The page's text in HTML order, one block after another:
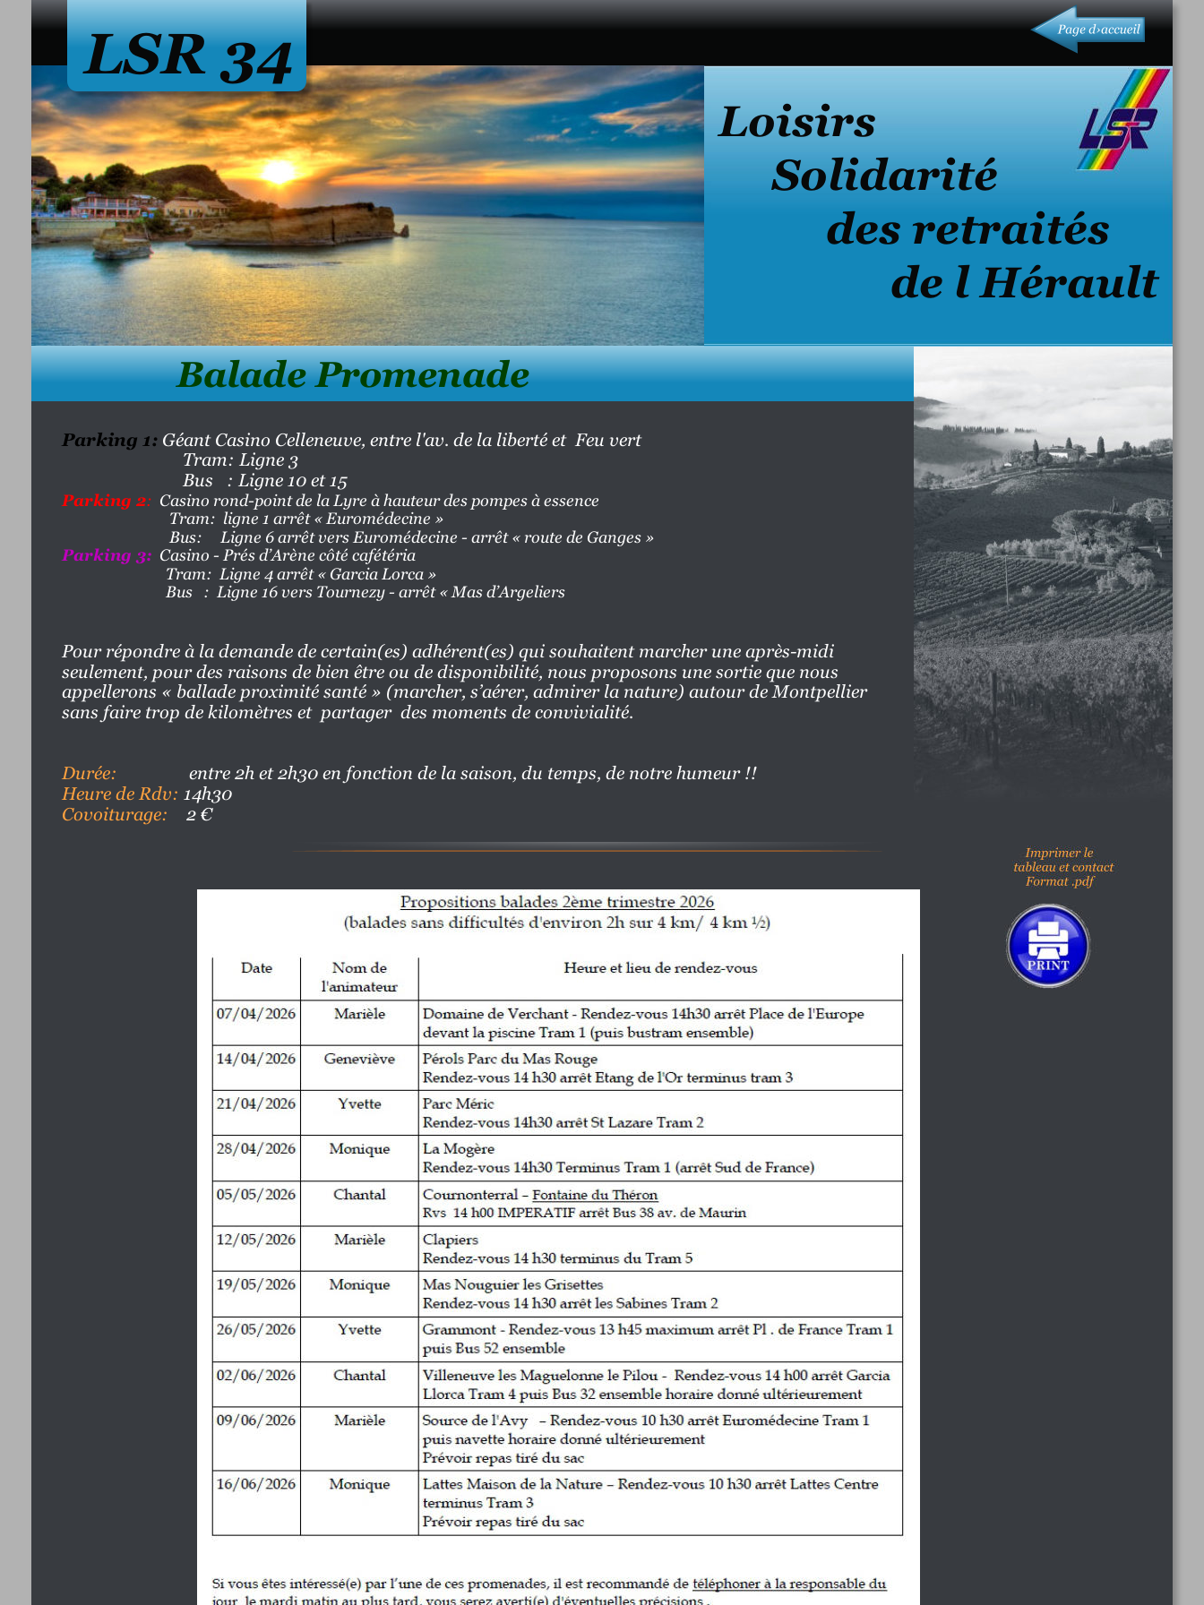
Balade Promenade
LSR 34
Loisirs
Solidarité
des retraités
de l Hérault
Parking 1: Géant Casino Celleneuve, entre l'av. de la liberté et  Feu vert
Tram: Ligne 3
Bus   : Ligne 10 et 15
Parking 2 :
Casino rond-point de la Lyre à hauteur des pompes à essence
Tram:  ligne 1 arrêt « Euromédecine »
Bus:     Ligne 6 arrêt vers Euromédecine - arrêt « route de Ganges »
Parking 3:
Casino - Prés d’Arène côté cafétéria
Tram:  Ligne 4 arrêt « Garcia Lorca »
Bus   :  Ligne 16 vers Tournezy - arrêt « Mas d’Argeliers
Pour répondre à la demande de certain(es) adhérent(es) qui souhaitent marcher une après-midi
seulement, pour des raisons de bien être ou de disponibilité, nous proposons une sortie que nous
appellerons « ballade proximité santé » (marcher, s’aérer, admirer la nature) autour de Montpellier
sans faire trop de kilomètres et  partager
des moments de convivialité.
Durée:
entre 2h et 2h30 en fonction de la saison, du temps, de notre humeur !!
Heure de Rdv:
14h30
Covoiturage:
2 €